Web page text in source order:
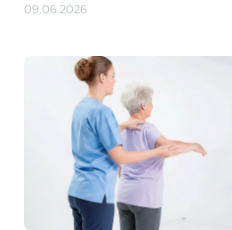
09.06.2026